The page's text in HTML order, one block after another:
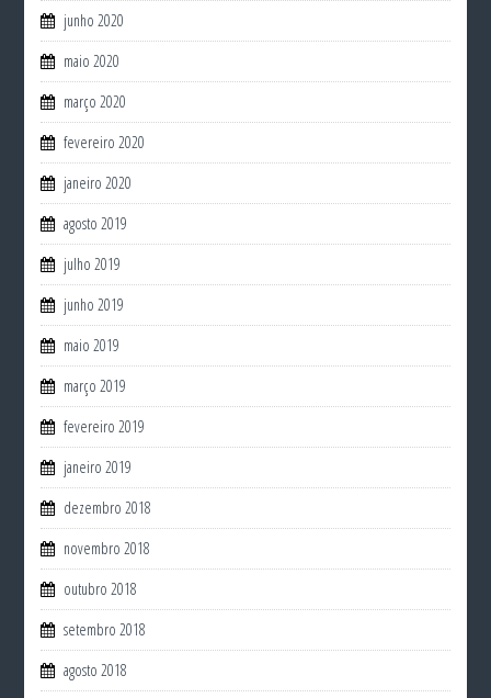
junho 2020
maio 2020
março 2020
fevereiro 2020
janeiro 2020
agosto 2019
julho 2019
junho 2019
maio 2019
março 2019
fevereiro 2019
janeiro 2019
dezembro 2018
novembro 2018
outubro 2018
setembro 2018
agosto 2018